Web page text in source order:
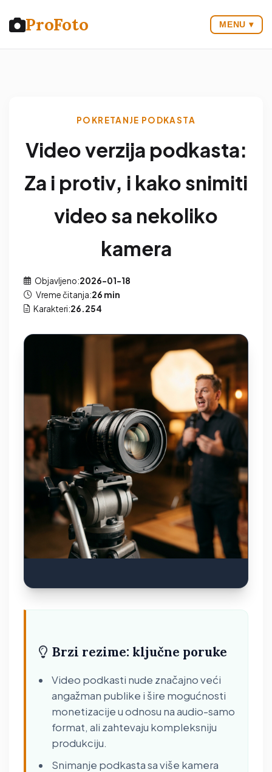
ProFoto MENU ▾
POKRETANJE PODKASTA
Video verzija podkasta:
Za i protiv, i kako snimiti
video sa nekoliko
kamera
Objavljeno:2026-01-18
Vreme čitanja:26 min
Karakteri:26.254
Brzi rezime: ključne poruke
Video podkasti nude značajno veći
angažman publike i šire mogućnosti
monetizacije u odnosu na audio-samo
format, ali zahtevaju kompleksniju
produkciju.
Snimanje podkasta sa više kamera